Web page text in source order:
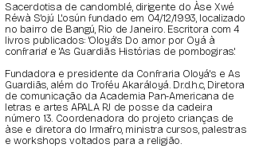
Sacerdotisa de candomblé, dirigente do Àse Xwé
Réwà S'ojú L'osún fundado em 04/12/1993, localizado
no bairro de Bangú, Rio de Janeiro. Escritora com 4
livros publicados: 'Oloyá's Do amor por Oyá à
confraria' e 'As Guardiãs Histórias de pombogiras'.
Fundadora e presidente da Confraria Oloyá's e As
Guardiãs, além do Troféu Akaráloyá. Dr.d.h.c, Diretora
de comunicação da Academia Pan-Americana de
letras e artes APALA RJ de posse da cadeira
número 13. Coordenadora do projeto crianças de
àse e diretora do Irmafro, ministra cursos, palestras
e workshops voltados para a religião.